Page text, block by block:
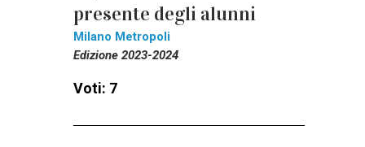
presente degli alunni
Milano Metropoli
Edizione 2023-2024
Voti: 7